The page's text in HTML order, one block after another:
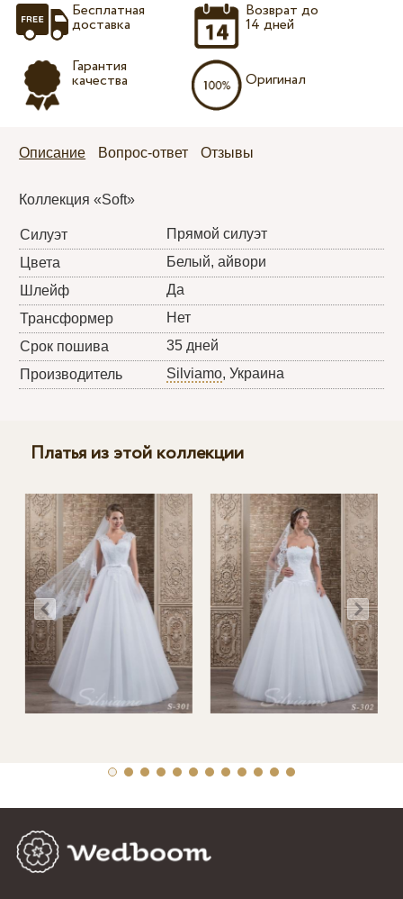
Бесплатная
доставка
Гарантия
качества
Возврат до
14 дней
Оригинал
Описание Вопрос-ответ Отзывы
Коллекция «Soft»
Силуэт
Прямой силуэт
Цвета
Белый, айвори
Шлейф
Да
Трансформер
Нет
Срок пошива
35 дней
Производитель
Silviamo, Украина
Платья из этой коллекции